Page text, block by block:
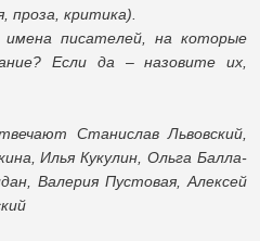
проза, критика).
имена писателей, на которые
Если да – назовите их,
Станислав Львовский,
Илья Кукулин, Ольга Балла-
Валерия Пустовая, Алексей